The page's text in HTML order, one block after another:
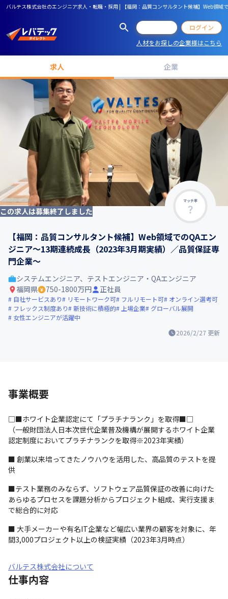
バルテス株式会社のエンジニア求人・転職・採用 | 【福岡：品質コンサルタント候補】Web領
ログイン
人材をお探しの企業様はこちら
求人 企業
マッチ率
この求人は募集終了しました
【福岡：品質コンサルタント候補】Web領域でのQAエン
ジニア～13期連続成長（2023年3月期実績）／品質保証専
門企業～
2026/2/27 更新
システムエンジニア、テストエンジニア・QAエンジニア
福岡県
750-1800万円 正社員
自社サービスあり リモートワーク可 フルリモート可
オンライン選考可
フレックス制度あり
新技術に積極的 上場企業
グローバル展開
女性エンジニアが活躍中
事業概要
□■ホワイト企業認定にて「プラチナランク」を取得■□
（一般財団法人日本次世代企業普及機構が展開するホワイト企業
認定制度においてプラチナランクを取得※2023年実績）
■ 創業以来培ってきたノウハウを活用した、高品質のテストを提
供
■テスト業務のみならず、ソフトウェア品質保証の改善に向けた
あらゆるプロセスを課題分析からプロジェクト組成、実行支援ま
で総合的に対応
■ 大手メーカーや有名IT企業など幅広い業界の顧客を対象に、年
間3,000プロジェクト以上の検証実績（2023年3月時点）
バルテス株式会社について
仕事内容